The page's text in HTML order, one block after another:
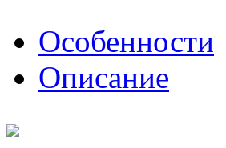
Особенности
Описание